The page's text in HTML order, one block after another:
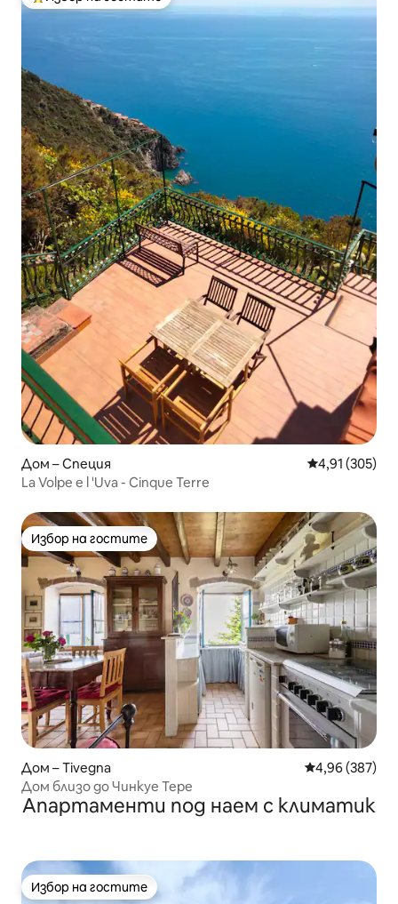
Най-популярен избор на гостите
Дом – Специя Средна
4,91 (305)
La Volpe e l 'Uva - Cinque Terre
Избор на гостите
Избор на гостите
Дом – Tivegna Средна
4,96 (387)
Дом близо до Чинкуе Тере
Апартаменти под наем с климатик
Избор на гостите
Избор на гостите